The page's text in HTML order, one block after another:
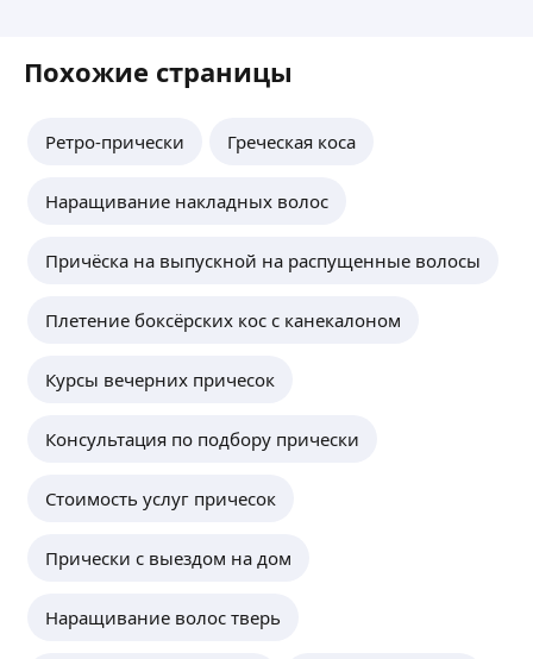
Похожие страницы
Ретро-прически Греческая коса
Наращивание накладных волос
Причёска на выпускной на распущенные волосы
Плетение боксёрских кос с канекалоном
Курсы вечерних причесок
Консультация по подбору прически
Стоимость услуг причесок
Прически с выездом на дом
Наращивание волос тверь